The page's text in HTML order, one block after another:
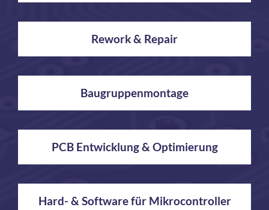
Rework & Repair
Baugruppenmontage
PCB Entwicklung & Optimierung
Hard- & Software für Mikrocontroller